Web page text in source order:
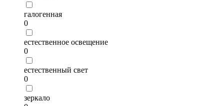
галогенная
0
естественное освещение
0
естественный свет
0
зеркало